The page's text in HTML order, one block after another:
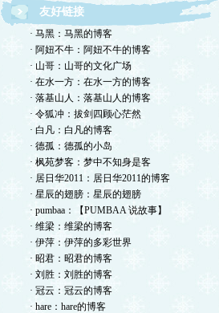
友好链接
· 马黑：马黑的博客
· 阿妞不牛：阿妞不牛的博客
· 山哥：山哥的文化广场
· 在水一方：在水一方的博客
· 落基山人：落基山人的博客
· 令狐冲：拔剑四顾心茫然
· 白凡：白凡的博客
· 德孤：德孤的小岛
· 枫苑梦客：梦中不知身是客
· 居日华2011：居日华2011的博客
· 星辰的翅膀：星辰的翅膀
· pumbaa：【PUMBAA 说故事】
· 维梁：维梁的博客
· 伊萍：伊萍的多彩世界
· 昭君：昭君的博客
· 刘胜：刘胜的博客
· 冠云：冠云的博客
· hare：hare的博客